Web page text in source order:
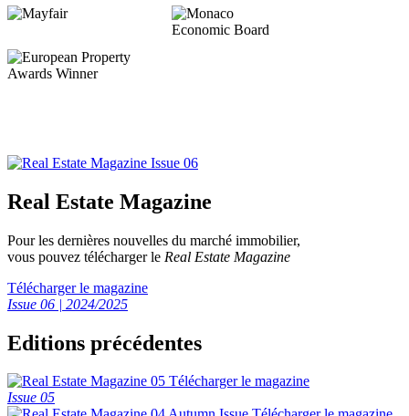
Real Estate Magazine
Pour les dernières nouvelles du marché immobilier,
vous pouvez télécharger le Real Estate Magazine
Télécharger le magazine
Issue 06 | 2024/2025
Editions précédentes
Télécharger le magazine
Issue 05